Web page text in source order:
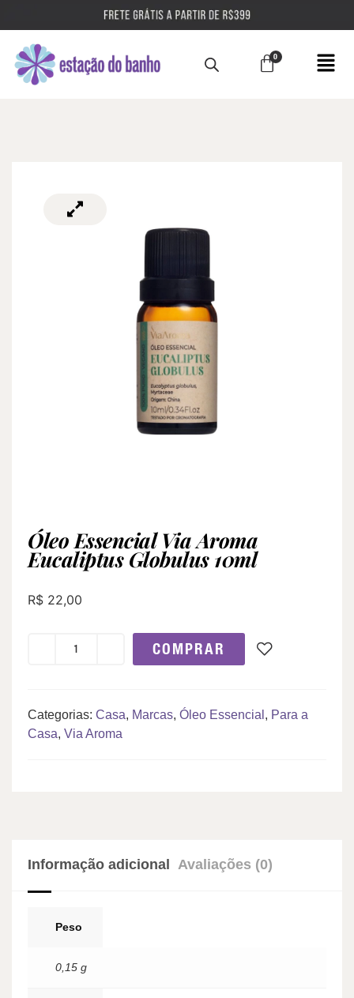
Óleo Essencial Via Aroma
Eucaliptus Globulus 10ml
R$ 22,00
COMPRAR
Categorias: Casa, Marcas, Óleo Essencial , Para a
Casa, Via Aroma
Informação adicional Avaliações (0)
Peso
0,15 g